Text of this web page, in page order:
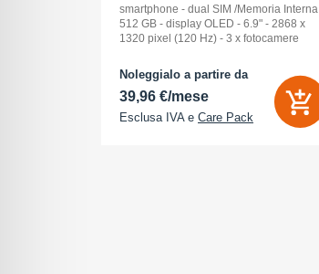
smartphone - dual SIM /Memoria Interna
512 GB - display OLED - 6.9" - 2868 x
1320 pixel (120 Hz) - 3 x fotocamere
camera 18 Megapixel - arancione
cosmico
Noleggialo a partire da
39,96 €/mese
Esclusa IVA e Care Pack